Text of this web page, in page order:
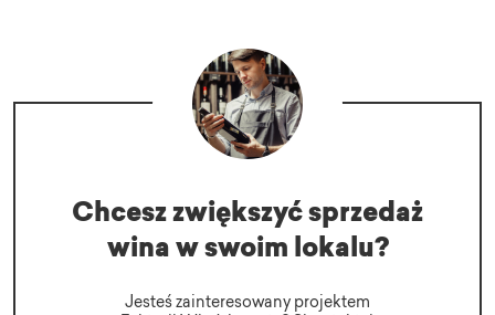
Chcesz zwiększyć sprzedaż
wina w swoim lokalu?
Jesteś zainteresowany projektem